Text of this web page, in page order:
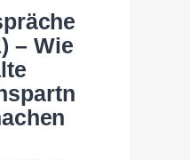
– Wie